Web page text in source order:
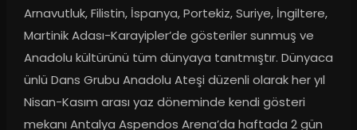
Arnavutluk, Filistin, İspanya, Portekiz, Suriye, İngiltere,
Martinik Adası-Karayipler’de gösteriler sunmuş ve
Anadolu kültürünü tüm dünyaya tanıtmıştır. Dünyaca
ünlü Dans Grubu Anadolu Ateşi düzenli olarak her yıl
Nisan-Kasım arası yaz döneminde kendi gösteri
mekanı Antalya Aspendos Arena’da haftada 2 gün